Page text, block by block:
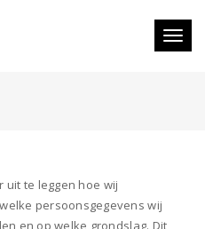
Toggle
uit te leggen hoe wij
persoonsgegevens wij
en op welke grondslag. Dit